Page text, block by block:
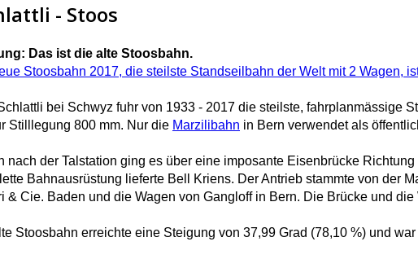
- Stoos
Das ist die alte Stoosbahn.
Stoosbahn 2017, die steilste Standseilbahn der Welt mit 2 Wagen,
bei Schwyz fuhr von 1933 - 2017 die steilste, fahrplanmässige
Stilllegung 800 mm. Nur die Marzilibahn in Bern verwendet als
nach der Talstation ging es über eine imposante Eisenbrücke
Bahnausrüstung lieferte Bell Kriens. Der Antrieb stammte von der
& Cie. Baden und die Wagen von Gangloff in Bern. Die Brücke und
Stoosbahn erreichte eine Steigung von 37,99 Grad (78,10 %) und